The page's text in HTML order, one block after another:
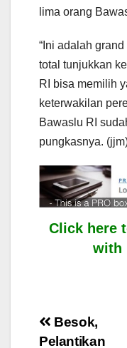
lima orang
“Ini adalah
total tunjukkan
RI bisa memilih
keterwakilan
Bawaslu RI
pungkasnya.
Click here
with
Post
Besok,
Pelantikan